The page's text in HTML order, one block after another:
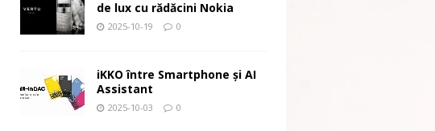
de lux cu rădăcini Nokia
2025-10-19 0
iKKO între Smartphone și AI
Assistant
2025-10-03 0